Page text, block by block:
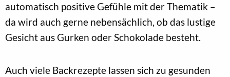
automatisch positive Gefühle mit der Thematik –
da wird auch gerne nebensächlich, ob das lustige
Gesicht aus Gurken oder Schokolade besteht.
Auch viele Backrezepte lassen sich zu gesunden